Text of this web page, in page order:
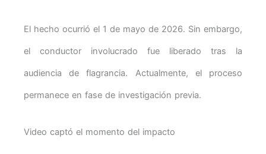
El hecho ocurrió el 1 de mayo de 2026. Sin embargo,
el conductor involucrado fue liberado tras la
audiencia de flagrancia. Actualmente, el proceso
permanece en fase de investigación previa.
Video captó el momento del impacto